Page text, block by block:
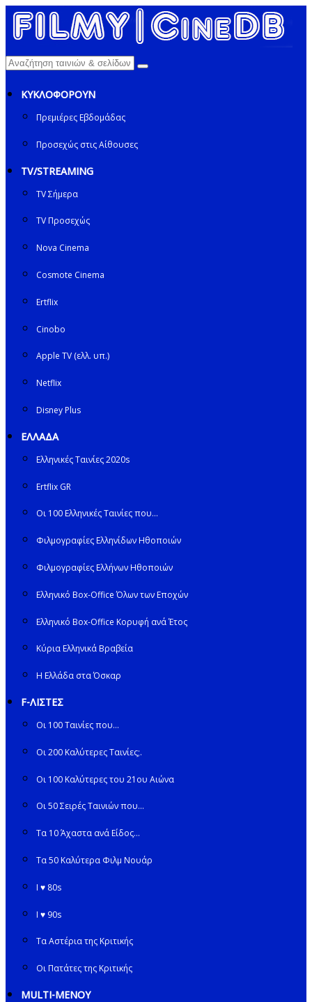
ΚΥΚΛΟΦΟΡΟΥΝ
Πρεμιέρες Εβδομάδας
Προσεχώς στις Αίθουσες
TV/STREAMING
TV Σήμερα
TV Προσεχώς
Nova Cinema
Cosmote Cinema
Ertflix
Cinobo
Apple TV (ελλ. υπ.)
Netflix
Disney Plus
ΕΛΛΑΔΑ
Ελληνικές Ταινίες 2020s
Ertflix GR
Οι 100 Ελληνικές Ταινίες που…
Φιλμογραφίες Ελληνίδων Ηθοποιών
Φιλμογραφίες Ελλήνων Ηθοποιών
Ελληνικό Box-Office Όλων των Εποχών
Ελληνικό Box-Office Κορυφή ανά Έτος
Κύρια Ελληνικά Βραβεία
Η Ελλάδα στα Όσκαρ
F-ΛΙΣΤΕΣ
Οι 100 Ταινίες που…
Οι 200 Καλύτερες Ταινίες;.
Οι 100 Καλύτερες του 21ου Αιώνα
Οι 50 Σειρές Ταινιών που…
Τα 10 Άχαστα ανά Είδος…
Τα 50 Καλύτερα Φιλμ Νουάρ
I ♥ 80s
I ♥ 90s
Τα Αστέρια της Κριτικής
Οι Πατάτες της Κριτικής
MULTI-ΜΕΝΟΥ